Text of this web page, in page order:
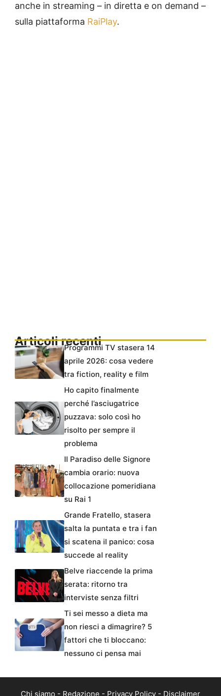
anche in streaming – in diretta e on demand –
sulla piattaforma RaiPlay.
Articoli recentiProgrammi TV stasera 14
aprile 2026: cosa vedere
tra fiction, reality e film
Ho capito finalmente
perché l’asciugatrice
puzzava: solo così ho
risolto per sempre il
problema
Il Paradiso delle Signore
cambia orario: nuova
collocazione pomeridiana
su Rai 1
Grande Fratello, stasera
salta la puntata e tra i fan
si scatena il panico: cosa
succede al reality
Belve riaccende la prima
serata: ritorno tra
interviste senza filtri
Ti sei messo a dieta ma
non riesci a dimagrire? 5
fattori che ti bloccano:
nessuno ci pensa mai
Chi siamo - Redazione - Privacy Policy - Disclaimer